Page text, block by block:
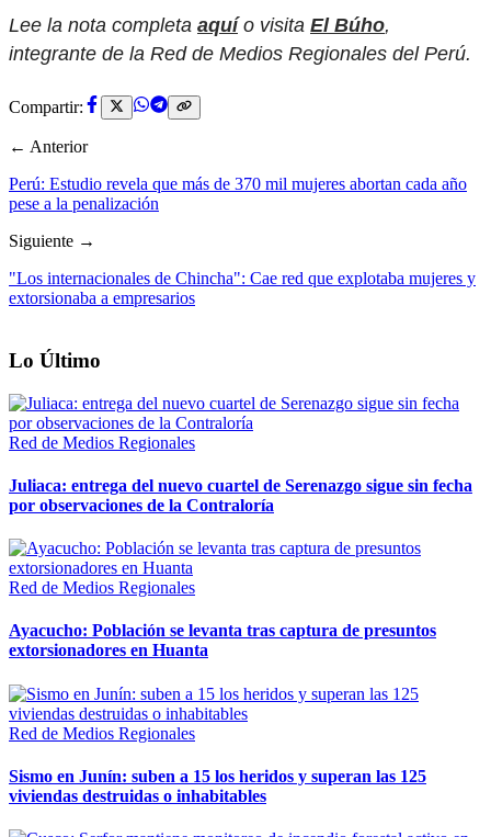
Lee la nota completa aquío visita El Búho,
integrante de la Red de Medios Regionales del Perú.
Compartir:
← Anterior
Perú: Estudio revela que más de 370 mil mujeres abortan cada año
pese a la penalización
Siguiente →
"Los internacionales de Chincha": Cae red que explotaba mujeres y
extorsionaba a empresarios
Lo Último
Red de Medios Regionales
Juliaca: entrega del nuevo cuartel de Serenazgo sigue sin fecha
por observaciones de la Contraloría
Red de Medios Regionales
Ayacucho: Población se levanta tras captura de presuntos
extorsionadores en Huanta
Red de Medios Regionales
Sismo en Junín: suben a 15 los heridos y superan las 125
viviendas destruidas o inhabitables